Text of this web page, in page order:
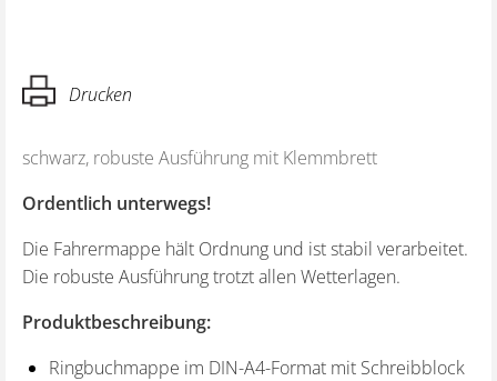
Drucken
schwarz, robuste Ausführung mit Klemmbrett
Ordentlich unterwegs!
Die Fahrermappe hält Ordnung und ist stabil verarbeitet.
Die robuste Ausführung trotzt allen Wetterlagen.
Produktbeschreibung:
Ringbuchmappe im DIN-A4-Format mit Schreibblock